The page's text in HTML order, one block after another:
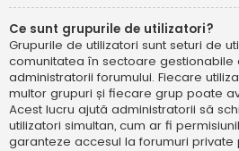
Ce sunt grupurile de utilizatori?
Grupurile de utilizatori sunt seturi de
comunitatea în sectoare gestionabile
administratorii forumului. Fiecare
multor grupuri și fiecare grup poate
Acest lucru ajută administratorii să
utilizatori simultan, cum ar fi
garanteze accesul la forumuri private